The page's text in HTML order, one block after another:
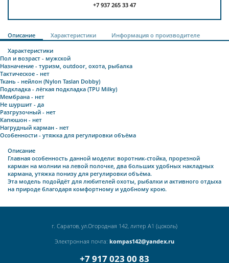
+7 937 265 33 47
Описание Характеристики
Информация о производителе
Характеристики
Пол и возраст - мужской
Назначение - туризм, outdoor, охота, рыбалка
Тактическое - нет
Ткань - нейлон (Nylon Taslan Dobby)
Подкладка - лёгкая подкладка (TPU Milky)
Мембрана - нет
Не шуршит - да
Разгрузочный - нет
Капюшон - нет
Нагрудный карман - нет
Особенности - утяжка для регулировки объёма
Описание
Главная особенность данной модели: воротник-стойка, прорезной
карман на молнии на левой полочке, два больших удобных накладных
кармана, утяжка понизу для регулировки объёма.
Эта модель подойдёт для любителей охоты, рыбалки и активного отдыха
на природе благодаря комфортному и удобному крою.
г. Саратов, ул.Огородная 142, литер А1 (цоколь)
Электронная почта: kompas142@yandex.ru
+7 917 023 00 83